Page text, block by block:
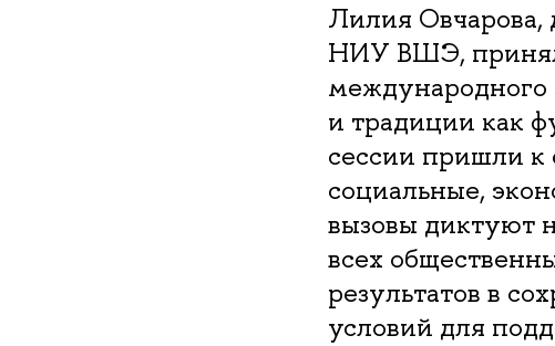
Лилия Овчарова,
НИУ ВШЭ,
и традиции как
сессии пришли
социальные,
вызовы диктуют
всех
результатов в
условий для